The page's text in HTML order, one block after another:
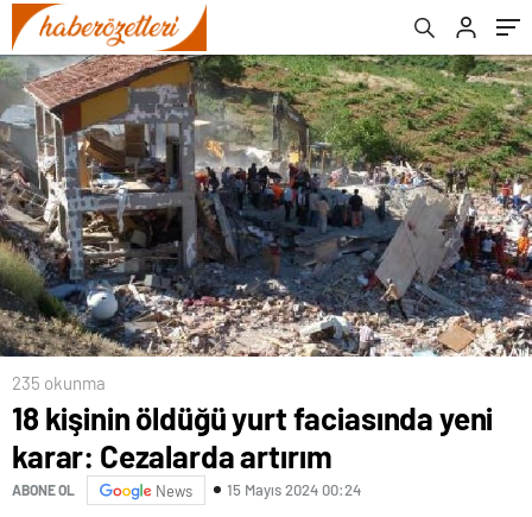
235 okunma
18 kişinin öldüğü yurt faciasında yeni
karar: Cezalarda artırım
ABONE OL News 15 Mayıs 2024 00:24